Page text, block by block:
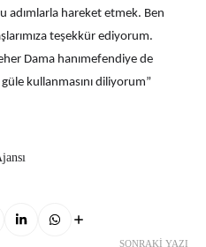
adımlarla hareket etmek. Ben
teşekkür ediyorum.
Dama hanımefendiye de
kullanmasını diliyorum”
SONRAKI YAZI